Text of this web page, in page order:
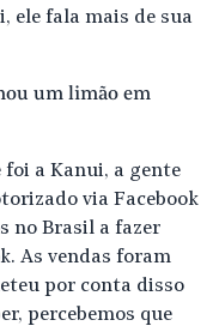
ele fala mais de sua
um limão em
a Kanui, a gente
via Facebook
no Brasil a fazer
As vendas foram
por conta disso
percebemos que